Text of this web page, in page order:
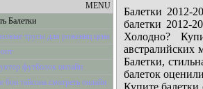
MENU
Балетки
трусы для рожениц цена
футболок онлайн
бои тайсона смотреть онлайн
Балетки 2012-
балетки 2012-
Холодно?
австралийских
Балетки,
балеток
Купите